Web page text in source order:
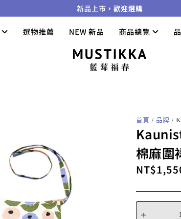
新品上市，歡迎選購
選物推薦 NEW 新品 商品總覽
首頁 / 品牌 /
棉麻圍
NT$